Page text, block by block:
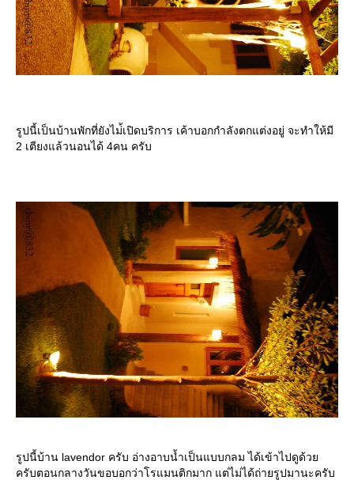
รูปนี้เป็นบ้านพักที่ยังไม่้เปิดบริการ เค้าบอกกำลังตกแต่งอยู่ จะทำให้มี
2 เตียงแล้วนอนได้ 4คน ครับ
รูปนี้บ้าน lavendor ครับ อ่างอาบน้ำเป็นแบบกลม ได้เข้าไปดูด้ว
ครับตอนกลางวันขอบอกว่าโรแมนติกมาก แต่ไม่ได้ถ่ายรูปมานะครับ